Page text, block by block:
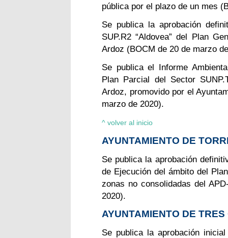
pública por el plazo de un mes
Se publica la aprobación
SUP.R2 “Aldovea” del Plan
Ardoz (BOCM de 20 de marzo
Se publica el Informe
Plan Parcial del Sector
Ardoz, promovido por el
marzo de 2020).
^ volver al inicio
AYUNTAMIENTO DE
Se publica la aprobación
de Ejecución del ámbito del
zonas no consolidadas del
2020).
AYUNTAMIENTO DE
Se publica la aprobación